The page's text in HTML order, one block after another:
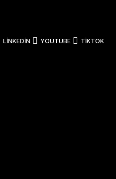
LINKEDIN YOUTUBE TIKTOK